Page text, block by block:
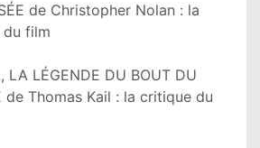
de Christopher Nolan : la
film
LA LÉGENDE DU BOUT DU
de Thomas Kail : la critique du